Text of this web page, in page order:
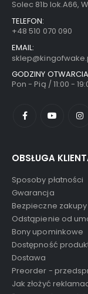
Solec 81b lok.A66,
TELEFON:
+48 510 070 090
EMAIL:
GODZINY
Pon - Pią / 11:00 -
OBSŁUGA
Sposoby płatności
Gwarancja
Bezpieczne zakupy
Odstąpienie od
Bony upominkowe
Dostępność
Dostawa
Preorder -
Jak złożyć